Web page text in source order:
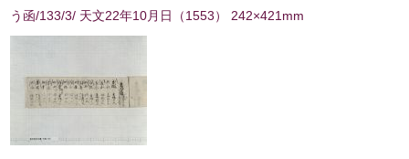
う函/133/3/ 天文22年10月日 （1553） 242×421mm